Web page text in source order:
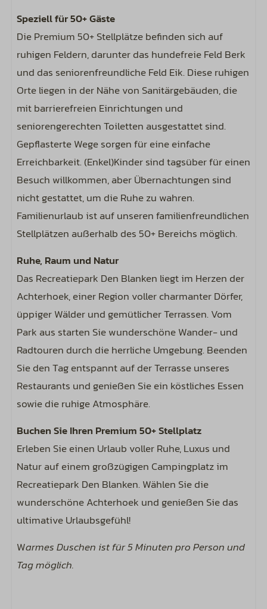
Speziell für 50+ Gäste
Die Premium 50+ Stellplätze befinden sich auf
ruhigen Feldern, darunter das hundefreie Feld Berk
und das seniorenfreundliche Feld Eik. Diese ruhigen
Orte liegen in der Nähe von Sanitärgebäuden, die
mit barrierefreien Einrichtungen und
seniorengerechten Toiletten ausgestattet sind.
Gepflasterte Wege sorgen für eine einfache
Erreichbarkeit. (Enkel)Kinder sind tagsüber für einen
Besuch willkommen, aber Übernachtungen sind
nicht gestattet, um die Ruhe zu wahren.
Familienurlaub ist auf unseren familienfreundlichen
Stellplätzen außerhalb des 50+ Bereichs möglich.
Ruhe, Raum und Natur
Das Recreatiepark Den Blanken liegt im Herzen der
Achterhoek, einer Region voller charmanter Dörfer,
üppiger Wälder und gemütlicher Terrassen. Vom
Park aus starten Sie wunderschöne Wander- und
Radtouren durch die herrliche Umgebung. Beenden
Sie den Tag entspannt auf der Terrasse unseres
Restaurants und genießen Sie ein köstliches Essen
sowie die ruhige Atmosphäre.
Buchen Sie Ihren Premium 50+ Stellplatz
Erleben Sie einen Urlaub voller Ruhe, Luxus und
Natur auf einem großzügigen Campingplatz im
Recreatiepark Den Blanken. Wählen Sie die
wunderschöne Achterhoek und genießen Sie das
ultimative Urlaubsgefühl!
Warmes Duschen ist für 5 Minuten pro Person und
Tag möglich.